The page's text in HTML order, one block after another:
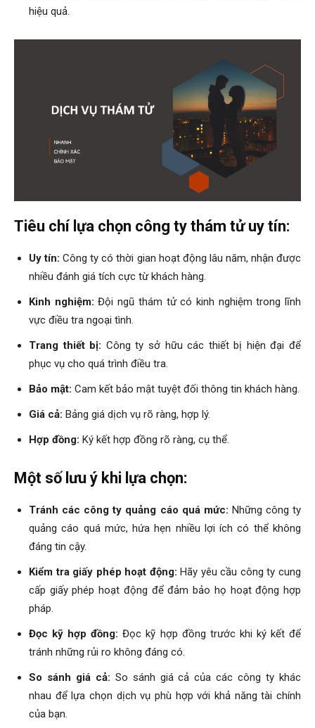
phong
phong,
hiệu quả.
Tiêu chí lựa chọn công ty thám tử uy tín:
Uy tín: Công ty có thời gian hoạt động lâu năm, nhận được
nhiều đánh giá tích cực từ khách hàng.
Kinh nghiệm: Đội ngũ thám tử có kinh nghiệm trong lĩnh
vực điều tra ngoại tình.
Trang thiết bị: Công ty sở hữu các thiết bị hiện đại để
phục vụ cho quá trình điều tra.
Bảo mật: Cam kết bảo mật tuyệt đối thông tin khách hàng.
Giá cả: Bảng giá dịch vụ rõ ràng, hợp lý.
Hợp đồng: Ký kết hợp đồng rõ ràng, cụ thể.
Một số lưu ý khi lựa chọn:
Tránh các công ty quảng cáo quá mức: Những công ty
quảng cáo quá mức, hứa hẹn nhiều lợi ích có thể không
đáng tin cậy.
Kiểm tra giấy phép hoạt động: Hãy yêu cầu công ty cung
cấp giấy phép hoạt động để đảm bảo họ hoạt động hợp
pháp.
Đọc kỹ hợp đồng: Đọc kỹ hợp đồng trước khi ký kết để
tránh những rủi ro không đáng có.
So sánh giá cả: So sánh giá cả của các công ty khác
nhau để lựa chọn dịch vụ phù hợp với khả năng tài chính
của bạn.